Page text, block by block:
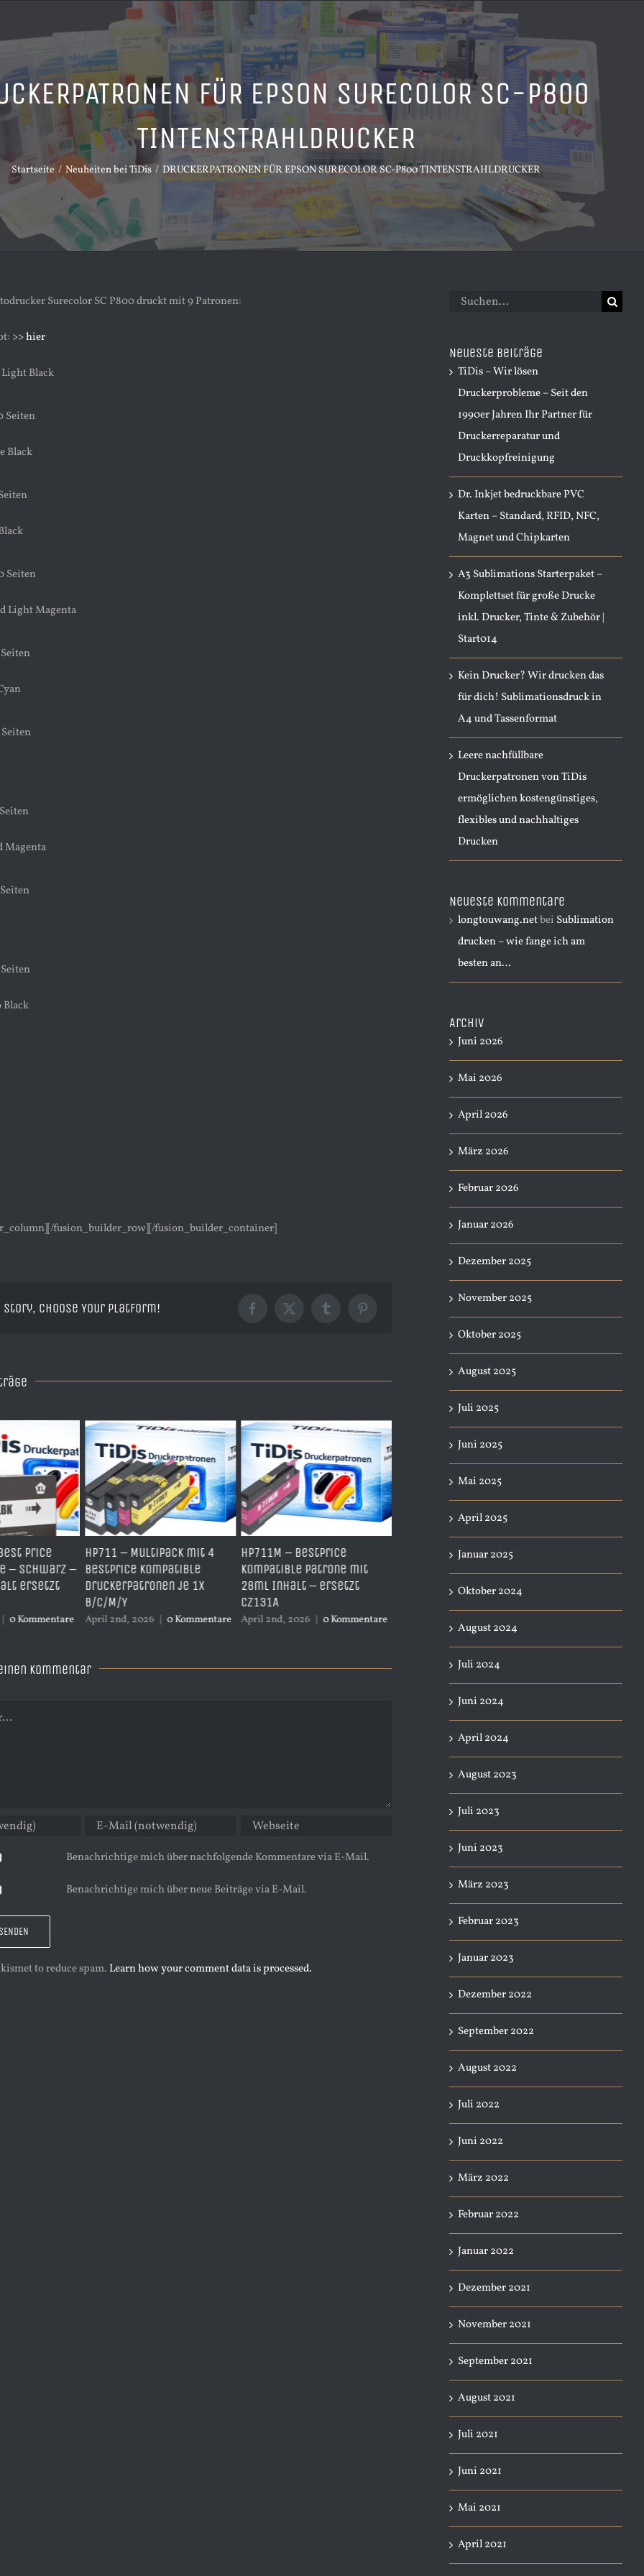
FÜR EPSON SURECOLOR SC-P800
TINTENSTRAHLDRUCKER
Startseite Neuheiten bei TiDis DRUCKERPATRONEN FÜR EPSON SURECOLOR SC-P800 TINTENSTRAHLDRUCKER
Surecolor SC P800 druckt mit 9 Patronen:
>> hier
Black
Seiten
Black
Seiten
Light Magenta
Magenta
Black
fusion_builder_row][/fusion_builder_container]
Story, Choose Your Platform! Facebook
X TumblrPinterest
– Multipack mit 4
kompatible
je 1x
2nd, 2026 | 0 Kommentare
HP711M – BestPrice
kompatible Patrone mit
28ml Inhalt – ersetzt
April 2nd, 2026 | 0 Kommentare
HP711Y – BestPrice
Kompatible Patrone Yellow
mit 28ml Inhalt – ersetzt
April 2nd, 2026 | 0 Kommentare
A3 Sublimations
für große Drucke inkl.
April 12th, 2026
Kommentar
Benachrichtige mich über nachfolgende Kommentare via E-Mail.
Benachrichtige mich über neue Beiträge via E-Mail.
to reduce spam. Learn how your comment data is processed.
Suche
Neueste Beiträge
TiDis – Wir lösen
Druckerprobleme – Seit den
1990er Jahren Ihr Partner für
Druckerreparatur und
Druckkopfreinigung
Dr. Inkjet bedruckbare PVC
Karten – Standard, RFID, NFC,
Magnet und Chipkarten
A3 Sublimations Starterpaket –
Komplettset für große Drucke
inkl. Drucker, Tinte & Zubehör |
Start014
Kein Drucker? Wir drucken das
für dich! Sublimationsdruck in
A4 und Tassenformat
Leere nachfüllbare
Druckerpatronen von TiDis
ermöglichen kostengünstiges,
flexibles und nachhaltiges
Drucken
Neueste Kommentare
longtouwang.netbei Sublimation
drucken – wie fange ich am
besten an…
Archiv
Juni 2026
Mai 2026
April 2026
März 2026
Februar 2026
Januar 2026
Dezember 2025
November 2025
Oktober 2025
August 2025
Juli 2025
Juni 2025
Mai 2025
April 2025
Januar 2025
Oktober 2024
August 2024
Juli 2024
Juni 2024
April 2024
August 2023
Juli 2023
Juni 2023
März 2023
Februar 2023
Januar 2023
Dezember 2022
September 2022
August 2022
Juli 2022
Juni 2022
März 2022
Februar 2022
Januar 2022
Dezember 2021
November 2021
September 2021
August 2021
Juli 2021
Juni 2021
Mai 2021
April 2021